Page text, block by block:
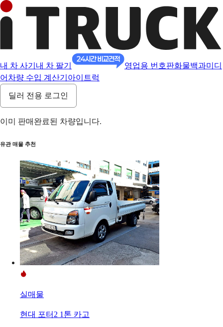
내 차 사기 내 차 팔기 영업용 번호판화물백과미디
어 차량 수입 계산기 아이트럭
딜러 전용 로그인
이미 판매완료된 차량입니다.
유관 매물 추천
실매물
현대 포터2 1톤 카고